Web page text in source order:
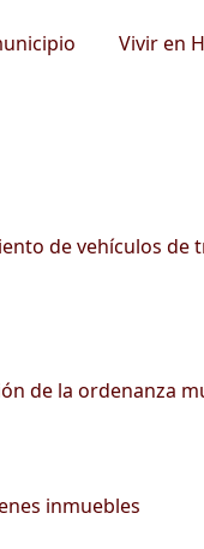
Vivir en
de vehículos
de la ordenanza
inmuebles